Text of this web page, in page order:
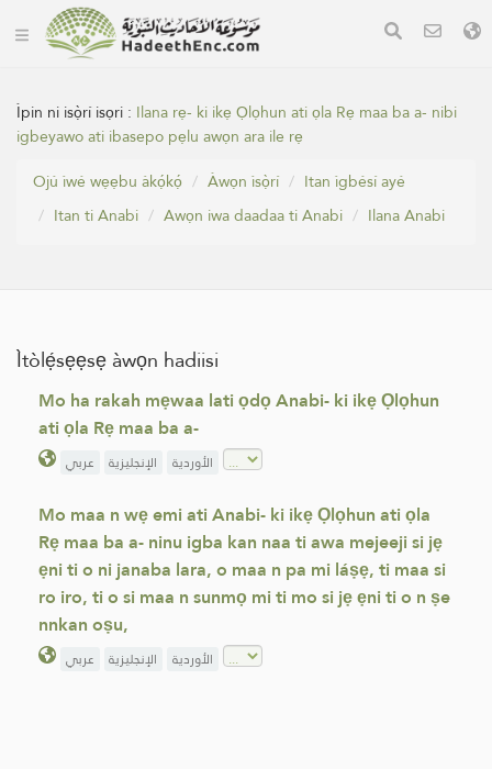
Ìpin ni isọ̀rí isọri : Ilana rẹ- ki ikẹ Ọlọhun ati ọla Rẹ maa ba a- nibi
igbeyawo ati ibasepo pẹlu awọn ara ile rẹ
Ojú ìwé wẹẹbu àkọ́kọ́
Àwọn ìsọ̀rí
Itan ìgbésí ayé
Itan ti Anabi
Awọn iwa daadaa ti Anabi ‏Ilana Anabi
Ìtòlẹ́sẹẹsẹ àwọn hadiisi
Mo ha rakah mẹwaa lati ọdọ Anabi- ki ikẹ Ọlọhun
ati ọla Rẹ maa ba a-
عربي الإنجليزية الأوردية
Mo maa n wẹ emi ati Anabi- ki ikẹ Ọlọhun ati ọla
Rẹ maa ba a- ninu igba kan naa ti awa mejeeji si jẹ
ẹni ti o ni janaba lara, o maa n pa mi láṣẹ, ti maa si
ro iro, ti o si maa n sunmọ mi ti mo si jẹ ẹni ti o n ṣe
nnkan oṣu,
عربي الإنجليزية الأوردية